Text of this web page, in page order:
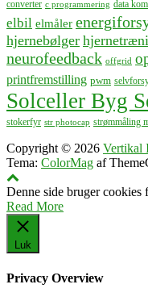
converter c programmering data
elbil elmåler
hjernebølger
neurofeedback offgrid
printfremstilling pwm
Solceller Byg
stokerfyr str photocap strømmåling
Copyright © 2026 Vertikal
Tema: ColorMag af
Denne side bruger cookies
Read More
Luk
Privacy Overview